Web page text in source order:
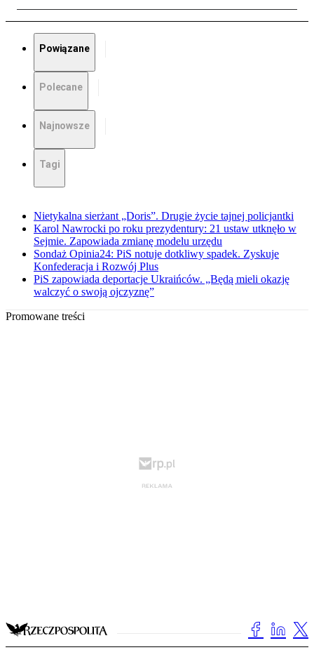
Powiązane
Polecane
Najnowsze
Tagi
Nietykalna sierżant „Doris”. Drugie życie tajnej policjantki
Karol Nawrocki po roku prezydentury: 21 ustaw utknęło w
Sejmie. Zapowiada zmianę modelu urzędu
Sondaż Opinia24: PiS notuje dotkliwy spadek. Zyskuje
Konfederacja i Rozwój Plus
PiS zapowiada deportacje Ukraińców. „Będą mieli okazję
walczyć o swoją ojczyznę”
Promowane treści